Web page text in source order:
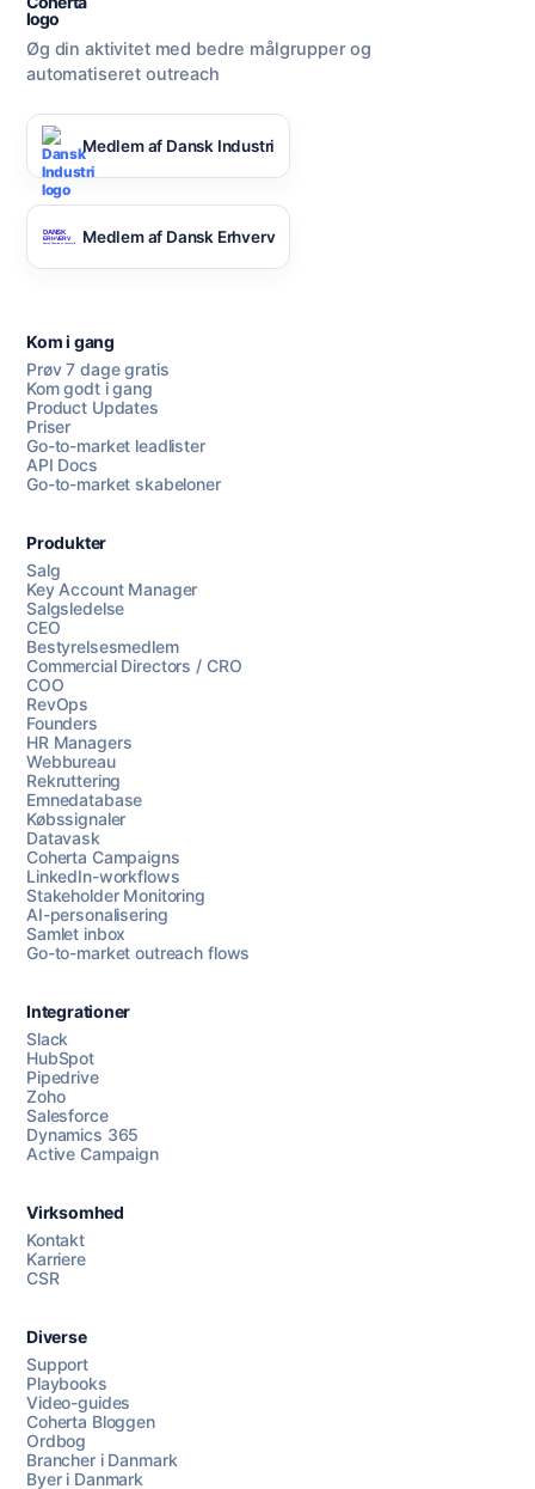
Chat med os
AI Campaign Assist
Øg din aktivitet med bedre målgrupper og
automatiseret outreach
Medlem af Dansk Industri
Medlem af Dansk Erhverv
Kom i gang
Prøv 7 dage gratis
Kom godt i gang
Product Updates
Priser
Go-to-market leadlister
API Docs
Go-to-market skabeloner
Produkter
Salg
Key Account Manager
Salgsledelse
CEO
Bestyrelsesmedlem
Commercial Directors / CRO
COO
RevOps
Founders
HR Managers
Webbureau
Rekruttering
Emnedatabase
Købssignaler
Datavask
Coherta Campaigns
LinkedIn-workflows
Stakeholder Monitoring
AI-personalisering
Samlet inbox
Go-to-market outreach flows
Integrationer
Slack
HubSpot
Pipedrive
Zoho
Salesforce
Dynamics 365
Active Campaign
Virksomhed
Kontakt
Karriere
CSR
Diverse
Support
Playbooks
Video-guides
Coherta Bloggen
Ordbog
Brancher i Danmark
Byer i Danmark